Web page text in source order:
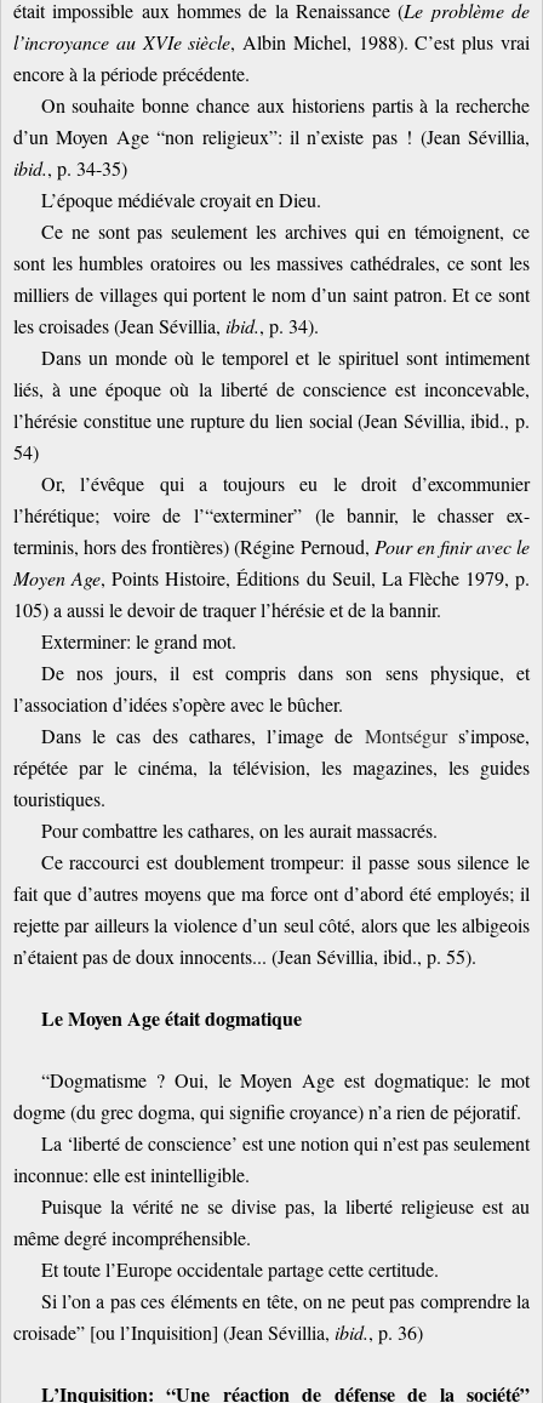
était impossible aux hommes de la Renaissance (Le problème de
l’incroyance au XVIe siècle, Albin Michel, 1988). C’est plus vrai
encore à la période précédente.
On souhaite bonne chance aux historiens partis à la recherche
d’un Moyen Age “non religieux”: il n’existe pas ! (Jean Sévillia,
ibid., p. 34-35)
L’époque médiévale croyait en Dieu.
Ce ne sont pas seulement les archives qui en témoignent, ce
sont les humbles oratoires ou les massives cathédrales, ce sont les
milliers de villages qui portent le nom d’un saint patron. Et ce sont
les croisades (Jean Sévillia, ibid., p. 34).
Dans un monde où le temporel et le spirituel sont intimement
liés, à une époque où la liberté de conscience est inconcevable,
l’hérésie constitue une rupture du lien social (Jean Sévillia, ibid., p.
54)
Or, l’évêque qui a toujours eu le droit d’excommunier
l’hérétique; voire de l’“exterminer” (le bannir, le chasser ex-
terminis, hors des frontières) (Régine Pernoud, Pour en finir avec le
Moyen Age, Points Histoire, Éditions du Seuil, La Flèche 1979, p.
105) a aussi le devoir de traquer l’hérésie et de la bannir.
Exterminer: le grand mot.
De nos jours, il est compris dans son sens physique, et
l’association d’idées s’opère avec le bûcher.
Dans le cas des cathares, l’image de Montségurs’impose,
répétée par le cinéma, la télévision, les magazines, les guides
touristiques.
Pour combattre les cathares, on les aurait massacrés.
Ce raccourci est doublement trompeur: il passe sous silence le
fait que d’autres moyens que ma force ont d’abord été employés; il
rejette par ailleurs la violence d’un seul côté, alors que les albigeois
n’étaient pas de doux innocents... (Jean Sévillia, ibid., p. 55).
Le Moyen Age était dogmatique
“Dogmatisme ? Oui, le Moyen Age est dogmatique: le mot
dogme (du grec dogma, qui signifie croyance) n’a rien de péjoratif.
La ‘liberté de conscience’ est une notion qui n’est pas seulement
inconnue: elle est inintelligible.
Puisque la vérité ne se divise pas, la liberté religieuse est au
même degré incompréhensible.
Et toute l’Europe occidentale partage cette certitude.
Si l’on a pas ces éléments en tête, on ne peut pas comprendre la
croisade” [ou l’Inquisition] (Jean Sévillia, ibid., p. 36)
L’Inquisition: “Une réaction de défense de la société”